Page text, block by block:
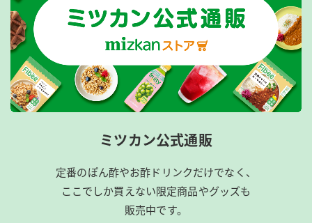
ミツカン公式通販
定番のぽん酢やお酢ドリンクだけでなく、
ここでしか買えない限定商品やグッズも
販売中です。